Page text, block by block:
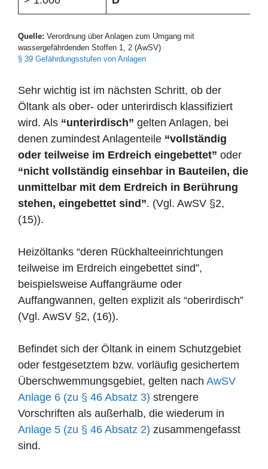
Quelle: Verordnung über Anlagen zum Umgang mit
wassergefährdenden Stoffen 1, 2 (AwSV)
§ 39 Gefährdungsstufen von Anlagen
Sehr wichtig ist im nächsten Schritt, ob der
Öltank als ober- oder unterirdisch klassifiziert
wird. Als “unterirdisch” gelten Anlagen, bei
denen zumindest Anlagenteile “vollständig
oder teilweise im Erdreich eingebettet” oder
“nicht vollständig einsehbar in Bauteilen, die
unmittelbar mit dem Erdreich in Berührung
stehen, eingebettet sind”. (Vgl. AwSV §2,
(15)).
Heizöltanks “deren Rückhalteeinrichtungen
teilweise im Erdreich eingebettet sind”,
beispielsweise Auffangräume oder
Auffangwannen, gelten explizit als “oberirdisch”
(Vgl. AwSV §2, (16)).
Befindet sich der Öltank in einem Schutzgebiet
oder festgesetztem bzw. vorläufig gesichertem
Überschwemmungsgebiet, gelten nach AwSV
Anlage 6 (zu § 46 Absatz 3) strengere
Vorschriften als außerhalb, die wiederum in
Anlage 5 (zu § 46 Absatz 2) zusammengefasst
sind.